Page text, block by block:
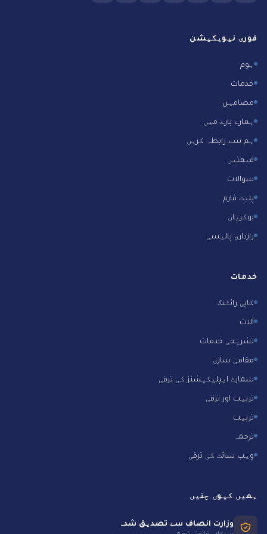
فوری نیویگیشن
ہوم
خدمات
مضامین
ہمارے بارے میں
ہم سے رابطہ کریں
قیمتیں
سوالات
پلیٹ فارم
نوکریاں
رازداری پالیسی
خدمات
کاپی رائٹنگ
آلات
تشریحی خدمات
مقامی سازی
سمارٹ ایپلیکیشنز کی ترقی
تربیت اور ترقی
تربیت
ترجمہ
ویب سائٹ کی ترقی
ہمیں کیوں چنیں
وزارت انصاف سے تصدیق شدہ